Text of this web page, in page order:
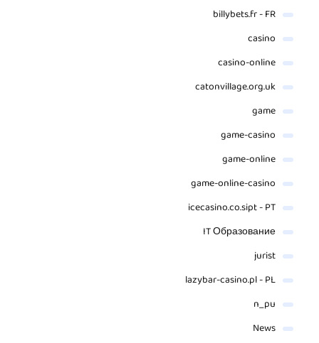
billybets.fr - FR
casino
casino-online
catonvillage.org.uk
game
game-casino
game-online
game-online-casino
icecasino.co.sipt - PT
IT Образование
jurist
lazybar-casino.pl - PL
n_pu
News